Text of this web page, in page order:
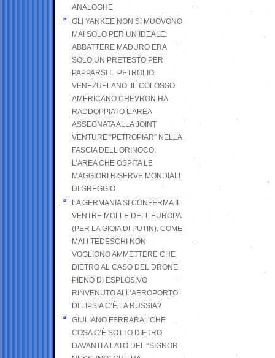
ANALOGHE
GLI YANKEE NON SI MUOVONO
MAI SOLO PER UN IDEALE:
ABBATTERE MADURO ERA
SOLO UN PRETESTO PER
PAPPARSI IL PETROLIO
VENEZUELANO .IL COLOSSO
AMERICANO CHEVRON HA
RADDOPPIATO L’AREA
ASSEGNATA ALLA JOINT
VENTURE “PETROPIAR” NELLA
FASCIA DELL’ORINOCO,
L’AREA CHE OSPITA LE
MAGGIORI RISERVE MONDIALI
DI GREGGIO
LA GERMANIA SI CONFERMA IL
VENTRE MOLLE DELL’EUROPA
(PER LA GIOIA DI PUTIN). COME
MAI I TEDESCHI NON
VOGLIONO AMMETTERE CHE
DIETRO AL CASO DEL DRONE
PIENO DI ESPLOSIVO
RINVENUTO ALL’AEROPORTO
DI LIPSIA C’È LA RUSSIA?
GIULIANO FERRARA: ’CHE
COSA C’È SOTTO DIETRO
DAVANTI A LATO DEL “SIGNOR